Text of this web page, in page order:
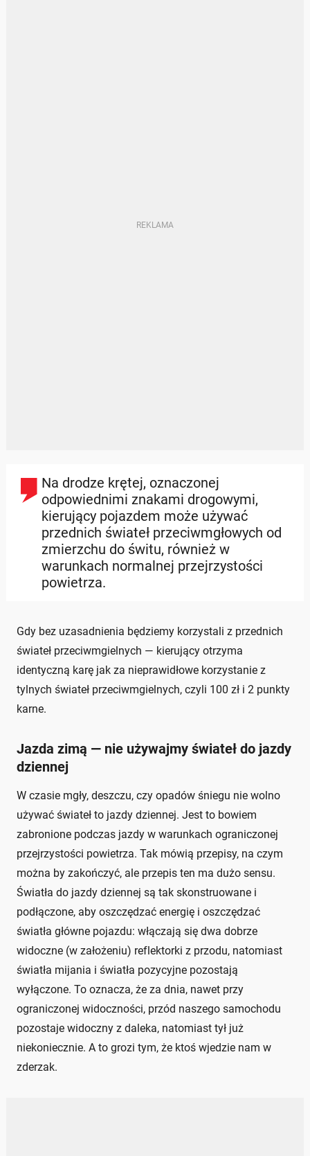
Na drodze krętej, oznaczonej
odpowiednimi znakami drogowymi,
kierujący pojazdem może używać
przednich świateł przeciwmgłowych od
zmierzchu do świtu, również w
warunkach normalnej przejrzystości
powietrza.
Gdy bez uzasadnienia będziemy korzystali z przednich
świateł przeciwmgielnych — kierujący otrzyma
identyczną karę jak za nieprawidłowe korzystanie z
tylnych świateł przeciwmgielnych, czyli 100 zł i 2 punkty
karne.
Jazda zimą — nie używajmy świateł do jazdy
dziennej
W czasie mgły, deszczu, czy opadów śniegu nie wolno
używać świateł to jazdy dziennej. Jest to bowiem
zabronione podczas jazdy w warunkach ograniczonej
przejrzystości powietrza. Tak mówią przepisy, na czym
można by zakończyć, ale przepis ten ma dużo sensu.
Światła do jazdy dziennej są tak skonstruowane i
podłączone, aby oszczędzać energię i oszczędzać
światła główne pojazdu: włączają się dwa dobrze
widoczne (w założeniu) reflektorki z przodu, natomiast
światła mijania i światła pozycyjne pozostają
wyłączone. To oznacza, że za dnia, nawet przy
ograniczonej widoczności, przód naszego samochodu
pozostaje widoczny z daleka, natomiast tył już
niekoniecznie. A to grozi tym, że ktoś wjedzie nam w
zderzak.